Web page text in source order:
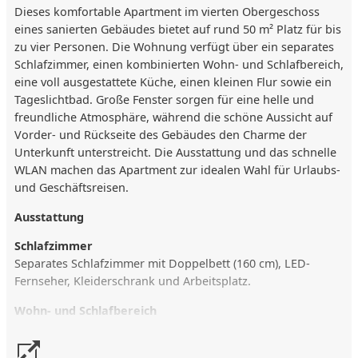
Dieses komfortable Apartment im vierten Obergeschoss
eines sanierten Gebäudes bietet auf rund 50 m² Platz für bis
zu vier Personen. Die Wohnung verfügt über ein separates
Schlafzimmer, einen kombinierten Wohn- und Schlafbereich,
eine voll ausgestattete Küche, einen kleinen Flur sowie ein
Tageslichtbad. Große Fenster sorgen für eine helle und
freundliche Atmosphäre, während die schöne Aussicht auf
Vorder- und Rückseite des Gebäudes den Charme der
Unterkunft unterstreicht. Die Ausstattung und das schnelle
WLAN machen das Apartment zur idealen Wahl für Urlaubs-
und Geschäftsreisen.
Ausstattung
Schlafzimmer
Separates Schlafzimmer mit Doppelbett (160 cm), LED-
Fernseher, Kleiderschrank und Arbeitsplatz.
Wohn- und Schlafbereich
49-Zoll-LED-Fernseher.